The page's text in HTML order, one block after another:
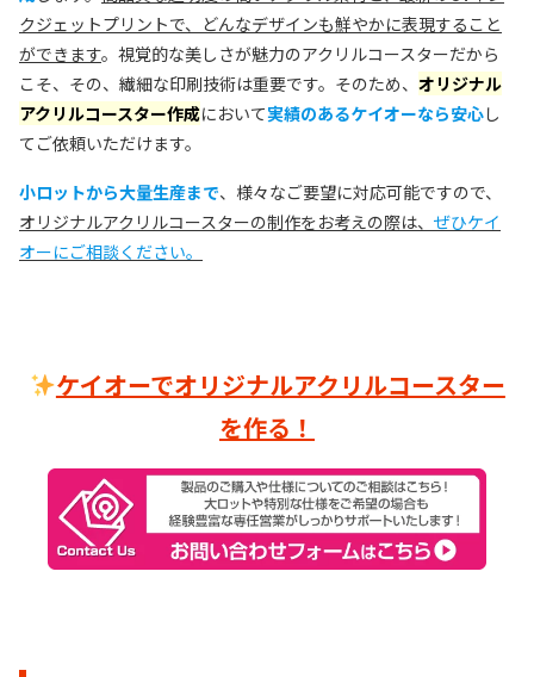
クジェットプリントで、どんなデザインも鮮やかに表現すること
ができます。視覚的な美しさが魅力のアクリルコースターだから
こそ、その、繊細な印刷技術は重要です。そのため、 オリジナル
アクリルコースター作成において実績のあるケイオーなら安心し
てご依頼いただけます。
小ロットから大量生産まで、様々なご要望に対応可能ですので、
オリジナルアクリルコースターの制作をお考えの際は、 ぜひケイ
オーにご相談ください。
ケイオーでオリジナルアクリルコースター
を作る ！